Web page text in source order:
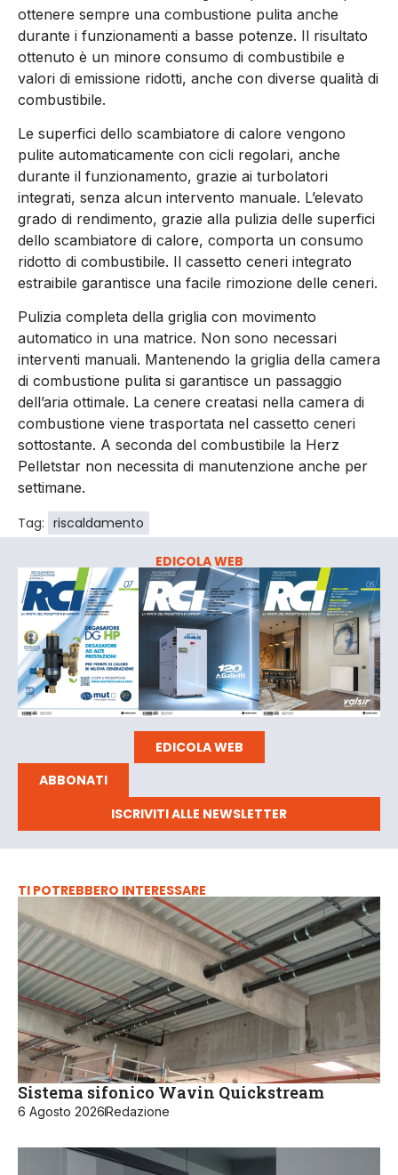
ottenere sempre una combustione pulita anche
durante i funzionamenti a basse potenze. Il risultato
ottenuto è un minore consumo di combustibile e
valori di emissione ridotti, anche con diverse qualità di
combustibile.
Le superfici dello scambiatore di calore vengono
pulite automaticamente con cicli regolari, anche
durante il funzionamento, grazie ai turbolatori
integrati, senza alcun intervento manuale. L’elevato
grado di rendimento, grazie alla pulizia delle superfici
dello scambiatore di calore, comporta un consumo
ridotto di combustibile. Il cassetto ceneri integrato
estraibile garantisce una facile rimozione delle ceneri.
Pulizia completa della griglia con movimento
automatico in una matrice. Non sono necessari
interventi manuali. Mantenendo la griglia della camera
di combustione pulita si garantisce un passaggio
dell’aria ottimale. La cenere creatasi nella camera di
combustione viene trasportata nel cassetto ceneri
sottostante. A seconda del combustibile la Herz
Pelletstar non necessita di manutenzione anche per
settimane.
Tag: riscaldamento
EDICOLA WEB
EDICOLA WEB
ABBONATI
ISCRIVITI ALLE NEWSLETTER
TI POTREBBERO INTERESSARE
Sistema sifonico Wavin Quickstream
6 Agosto 2026Redazione